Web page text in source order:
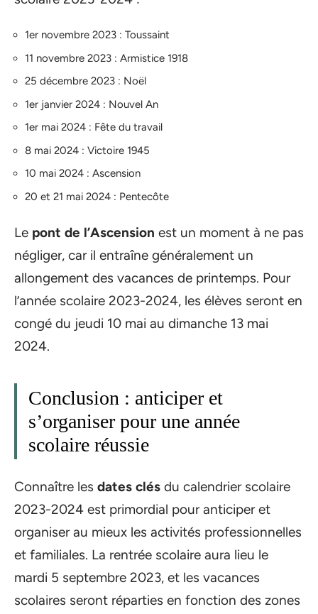
1er novembre 2023 : Toussaint
11 novembre 2023 : Armistice 1918
25 décembre 2023 : Noël
1er janvier 2024 : Nouvel An
1er mai 2024 : Fête du travail
8 mai 2024 : Victoire 1945
10 mai 2024 : Ascension
20 et 21 mai 2024 : Pentecôte
Le pont de l’Ascension est un moment à ne pas
négliger, car il entraîne généralement un
allongement des vacances de printemps. Pour
l’année scolaire 2023-2024, les élèves seront en
congé du jeudi 10 mai au dimanche 13 mai
2024.
Conclusion : anticiper et
s’organiser pour une année
scolaire réussie
Connaître les dates clés du calendrier scolaire
2023-2024 est primordial pour anticiper et
organiser au mieux les activités professionnelles
et familiales. La rentrée scolaire aura lieu le
mardi 5 septembre 2023, et les vacances
scolaires seront réparties en fonction des zones